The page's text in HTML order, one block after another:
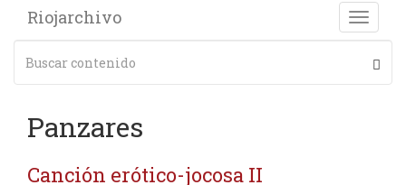
Toggle
Riojarchivo
Panzares
Canción erótico-jocosa II